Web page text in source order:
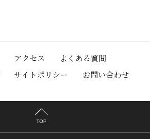
アクセス
よくある質問
サイトポリシー お問い合わせ
TOP